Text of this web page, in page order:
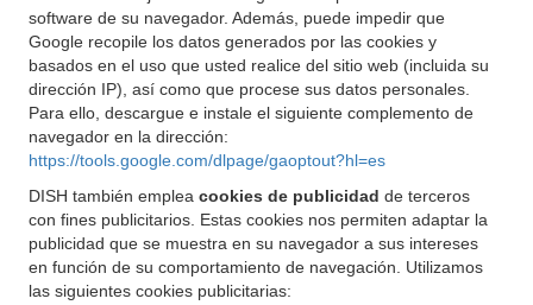
software de su navegador. Además, puede impedir que
Google recopile los datos generados por las cookies y
basados en el uso que usted realice del sitio web (incluida su
dirección IP), así como que procese sus datos personales.
Para ello, descargue e instale el siguiente complemento de
navegador en la dirección:
https://tools.google.com/dlpage/gaoptout?hl=es
DISH también emplea cookies de publicidad de terceros
con fines publicitarios. Estas cookies nos permiten adaptar la
publicidad que se muestra en su navegador a sus intereses
en función de su comportamiento de navegación. Utilizamos
las siguientes cookies publicitarias: